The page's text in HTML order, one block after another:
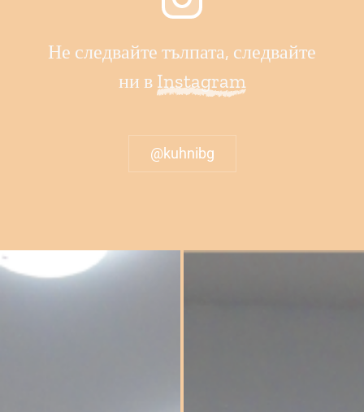
Не следвайте тълпата, следвайте
ни в Instagram
@kuhnibg